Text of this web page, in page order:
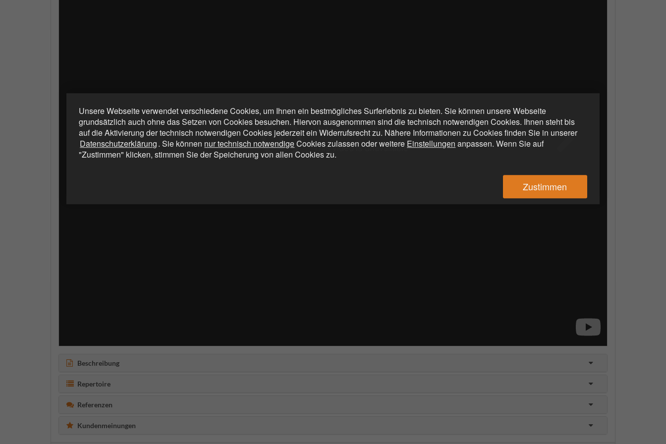
Unsere Webseite verwendet verschiedene Cookies, um Ihnen ein bestmögliches Surferlebnis zu bieten. Sie können unsere Webseite
grundsätzlich auch ohne das Setzen von Cookies besuchen. Hiervon ausgenommen sind die technisch notwendigen Cookies. Ihnen steht bis
auf die Aktivierung der technisch notwendigen Cookies jederzeit ein Widerrufsrecht zu. Nähere Informationen zu Cookies finden Sie in unserer
Datenschutzerklärung. Sie können nur technisch notwendigeCookies zulassen oder weitere Einstellungen anpassen. Wenn Sie auf
"Zustimmen" klicken, stimmen Sie der Speicherung von allen Cookies zu.
Zustimmen
Beschreibung
Repertoire
Referenzen
Kundenmeinungen